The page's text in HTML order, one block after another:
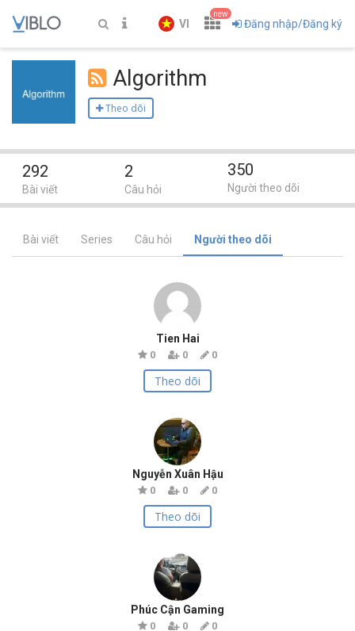
VI
new
Đăng nhập/Đăng ký
Algorithm
Theo dõi
Bài viết Series Câu hỏi Người theo dõi
Tien Hai
0 0 0
Theo dõi
Nguyễn Xuân Hậu
0 0 0
Theo dõi
Phúc Cận Gaming
0 0 0
292
Bài viết
2
Câu hỏi
350
Người theo dõi